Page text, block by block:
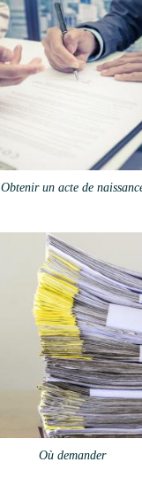
Obtenir un acte de
Où demander